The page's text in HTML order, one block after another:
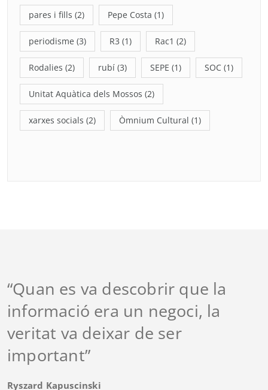
pares i fills (2) Pepe Costa (1)
periodisme (3) R3 (1) Rac1 (2)
Rodalies (2) rubí (3) SEPE (1) SOC (1)
Unitat Aquàtica dels Mossos (2)
xarxes socials (2) Òmnium Cultural (1)
“Quan es va descobrir que la
informació era un negoci, la
veritat va deixar de ser
important”
Ryszard Kapuscinski